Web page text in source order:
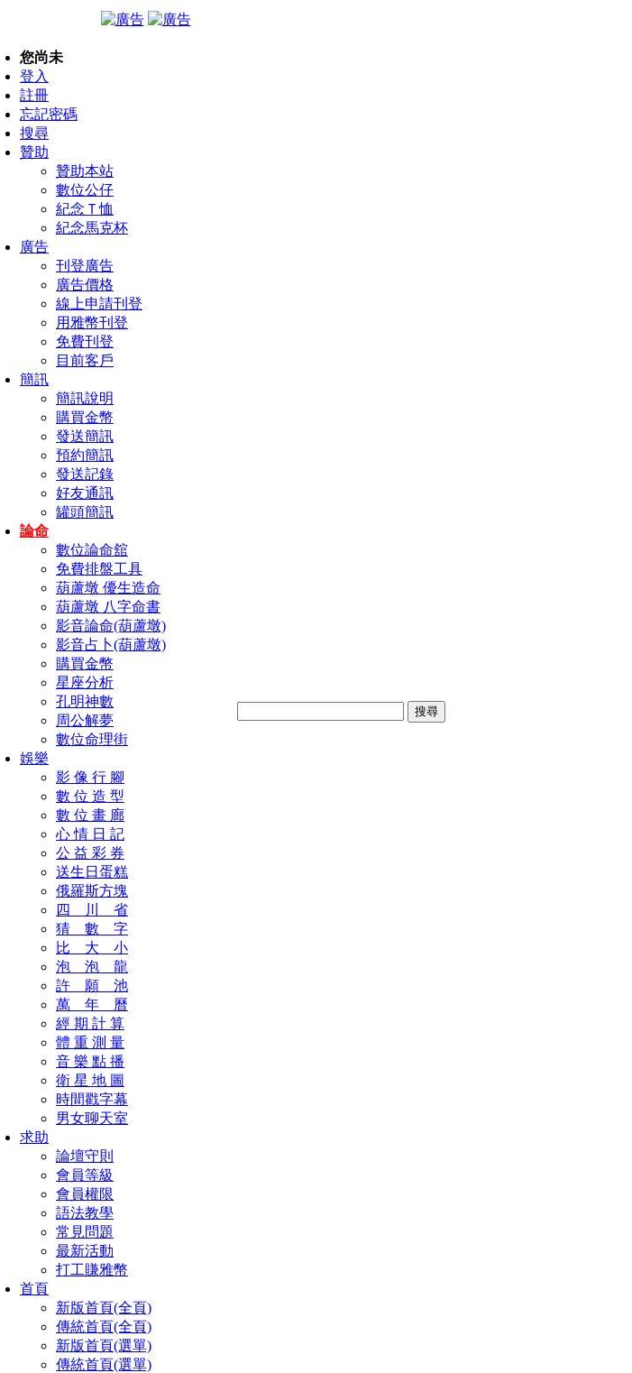
您尚未
登入
註冊
忘記密碼
搜尋
贊助
贊助本站
數位公仔
紀念Ｔ恤
紀念馬克杯
廣告
刊登廣告
廣告價格
線上申請刊登
用雅幣刊登
免費刊登
目前客戶
簡訊
簡訊說明
購買金幣
發送簡訊
預約簡訊
發送記錄
好友通訊
罐頭簡訊
論命
數位論命舘
免費排盤工具
葫蘆墩 優生造命
葫蘆墩 八字命書
影音論命(葫蘆墩)
影音占卜(葫蘆墩)
購買金幣
星座分析
孔明神數
周公解夢
數位命理街
娛樂
影 像 行 腳
數 位 造 型
數 位 畫 廊
心 情 日 記
公 益 彩 券
送生日蛋糕
俄羅斯方塊
四 川 省
猜 數 字
比 大 小
泡 泡 龍
許 願 池
萬 年 曆
經 期 計 算
體 重 測 量
音 樂 點 播
衛 星 地 圖
時間戳字幕
男女聊天室
求助
論壇守則
會員等級
會員權限
語法教學
常見問題
最新活動
打工賺雅幣
首頁
新版首頁(全頁)
傳統首頁(全頁)
新版首頁(選單)
傳統首頁(選單)